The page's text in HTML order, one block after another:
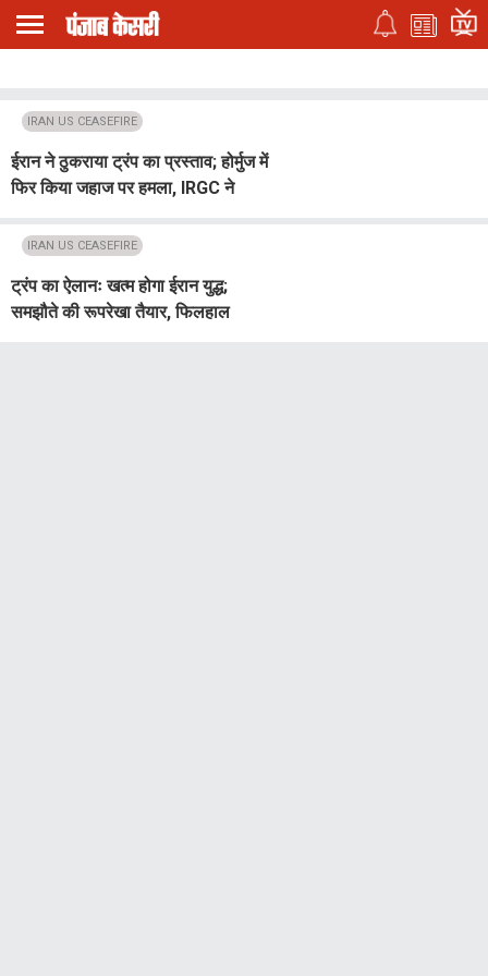
IRAN US CEASEFIRE
ईरान ने ठुकराया ट्रंप का प्रस्ताव; होर्मुज में
फिर किया जहाज पर हमला, IRGC ने
IRAN US CEASEFIRE
ट्रंप का ऐलानः खत्म होगा ईरान युद्ध;
समझौते की रूपरेखा तैयार, फिलहाल